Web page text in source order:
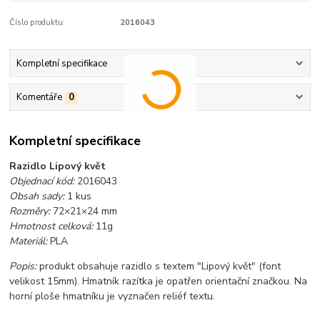
Číslo produktu: 2016043
Kompletní specifikace
Komentáře 0
Kompletní specifikace
Razidlo Lipový květ
Objednací kód: 2016043
Obsah sady: 1 kus
Rozměry: 72×21×24 mm
Hmotnost celková: 11g
Materiál:PLA
Popis:produkt obsahuje razidlo s textem "Lipový květ" (font
velikost 15mm). Hmatník razítka je opatřen orientační značkou. Na
horní ploše hmatníku je vyznačen reliéf textu.